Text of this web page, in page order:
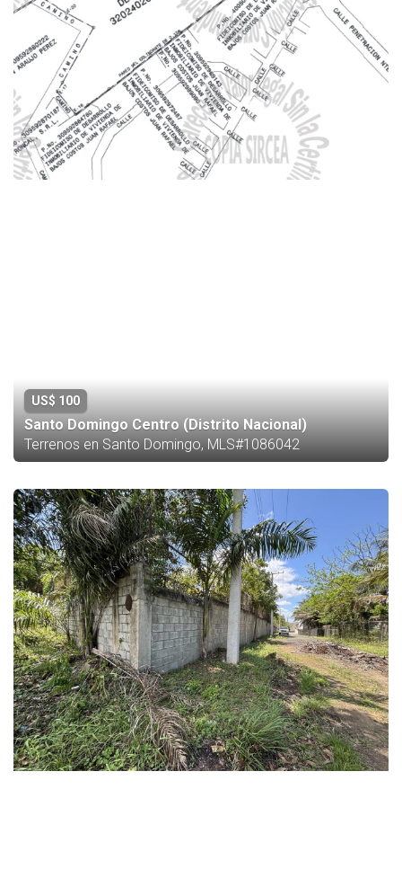
US$ 100
Santo Domingo Centro (Distrito Nacional)
Terrenos en Santo Domingo, MLS#1086042